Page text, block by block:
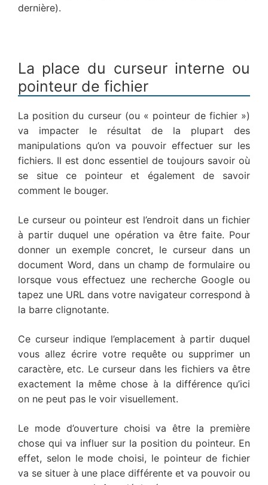
dernière).
La place du curseur interne ou
pointeur de fichier
La position du curseur (ou « pointeur de fichier »)
va impacter le résultat de la plupart des
manipulations qu’on va pouvoir effectuer sur les
fichiers. Il est donc essentiel de toujours savoir où
se situe ce pointeur et également de savoir
comment le bouger.
Le curseur ou pointeur est l’endroit dans un fichier
à partir duquel une opération va être faite. Pour
donner un exemple concret, le curseur dans un
document Word, dans un champ de formulaire ou
lorsque vous effectuez une recherche Google ou
tapez une URL dans votre navigateur correspond à
la barre clignotante.
Ce curseur indique l’emplacement à partir duquel
vous allez écrire votre requête ou supprimer un
caractère, etc. Le curseur dans les fichiers va être
exactement la même chose à la différence qu’ici
on ne peut pas le voir visuellement.
Le mode d’ouverture choisi va être la première
chose qui va influer sur la position du pointeur. En
effet, selon le mode choisi, le pointeur de fichier
va se situer à une place différente et va pouvoir ou